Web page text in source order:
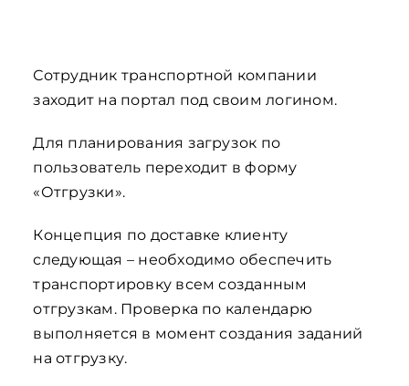
Сотрудник транспортной компании
заходит на портал под своим логином.
Для планирования загрузок по
пользователь переходит в форму
«Отгрузки».
Концепция по доставке клиенту
следующая – необходимо обеспечить
транспортировку всем созданным
отгрузкам. Проверка по календарю
выполняется в момент создания заданий
на отгрузку.